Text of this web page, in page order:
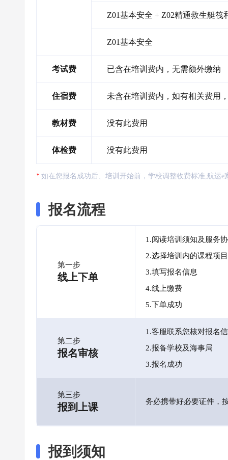
Z01基本安全 + Z02精通救生艇筏
Z01基本安全
考试费 已含在培训费内，无需额外缴纳
住宿费 未含在培训费内，如有相关费用
教材费 没有此费用
体检费 没有此费用
如在您报名成功后、培训开始前，学校调整收费标准,航运
报名流程
第一步
线上下单
1.阅读培训须知及服务
2.选择培训内的课程项目
3.填写报名信息
4.线上缴费
5.下单成功
第二步
报名审核
1.客服联系您核对报名
2.报备学校及海事局
3.报名成功
第三步
报到上课 务必携带好必要证件，
报到须知